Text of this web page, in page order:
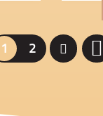
1 2